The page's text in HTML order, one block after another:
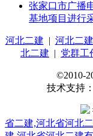
张家口市广播
基地项目进行
河北二建 | 河北二建
北二建 | 党群工
©2010-
技术支持
省二建,河北省河北